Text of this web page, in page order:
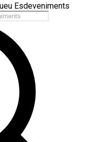
Esdeveniments